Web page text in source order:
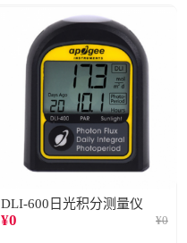
DLI-600日光积分测量仪
¥0 ¥0